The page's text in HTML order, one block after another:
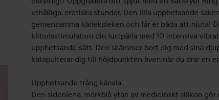
uthålliga, erotiska stunder. Den lilla upphetsande
gemensamma kärleksleken och får er båda att njuta!
klitorisstimulatorn din lustpärla med 10 intensiva
upphetsande sätt. Den skämmer bort dig med sina
katapulterar dig till höjdpunkten även när du drar en
Upphetsande trång känsla.
Den sidenlena, mörkblå ytan av medicinskt silikon